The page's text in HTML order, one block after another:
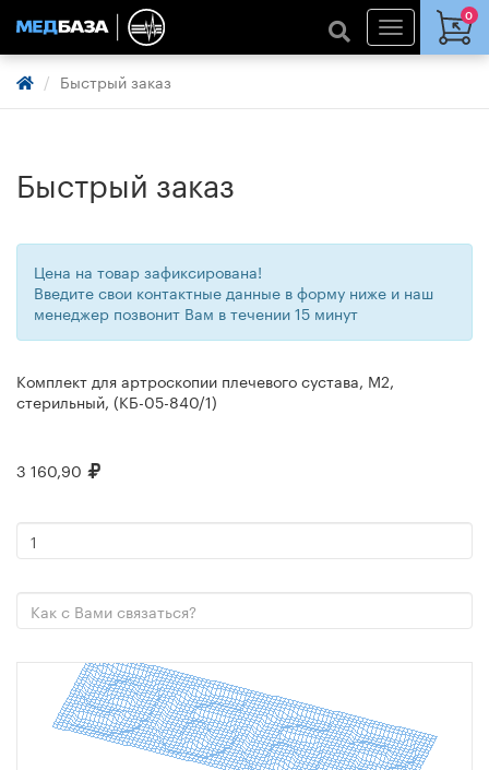
0
Быстрый заказ
Быстрый заказ
Цена на товар зафиксирована!
Введите свои контактные данные в форму ниже и наш
менеджер позвонит Вам в течении 15 минут
Комплект для артроскопии плечевого сустава, М2,
стерильный, (КБ-05-840/1)
3 160,90